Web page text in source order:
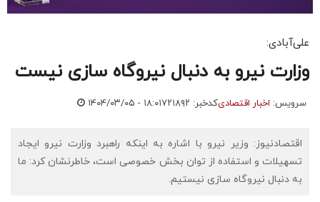
علی‌آبادی:
وزارت نیرو به دنبال نیروگاه سازی نیست
سرویس: اخبار اقتصادیکدخبر: ۷۲۱۸۹۲ ۱۴۰۴/۰۳/۰۵ - ۱۸:۰۱
اقتصادنیوز: وزیر نیرو با اشاره به اینکه راهبرد وزارت نیرو ایجاد
تسهیلات و استفاده از توان بخش خصوصی است، خاطرنشان کرد: ما
به دنبال نیروگاه سازی نیستیم.